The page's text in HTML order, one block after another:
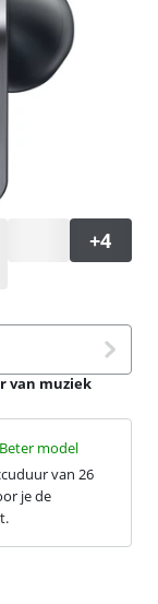
van muziek
Beter model
van 26
je de